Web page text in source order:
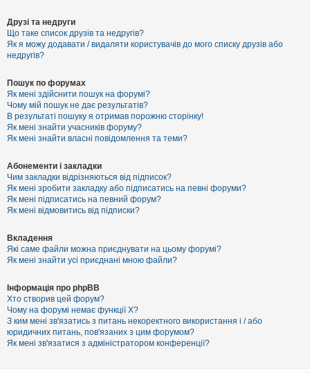
Друзі та недруги
Що таке список друзів та недругів?
Як я можу додавати / видаляти користувачів до мого списку друзів або
недругів?
Пошук по форумах
Як мені здійснити пошук на форумі?
Чому мій пошук не дає результатів?
В результаті пошуку я отримав порожню сторінку!
Як мені знайти учасників форуму?
Як мені знайти власні повідомлення та теми?
Абонементи і закладки
Чим закладки відрізняються від підписок?
Як мені зробити закладку або підписатись на певні форуми?
Як мені підписатись на певний форум?
Як мені відмовитись від підписки?
Вкладення
Які саме файли можна приєднувати на цьому форумі?
Як мені знайти усі приєднані мною файли?
Інформація про phpBB
Хто створив цей форум?
Чому на форумі немає функції X?
З ким мені зв'язатись з питань некоректного використання і / або
юридичних питань, пов'язаних з цим форумом?
Як мені зв'язатися з адміністратором конференції?